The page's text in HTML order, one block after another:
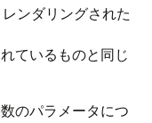
ンダリングされた
ているものと同じ
のパラメータにつ